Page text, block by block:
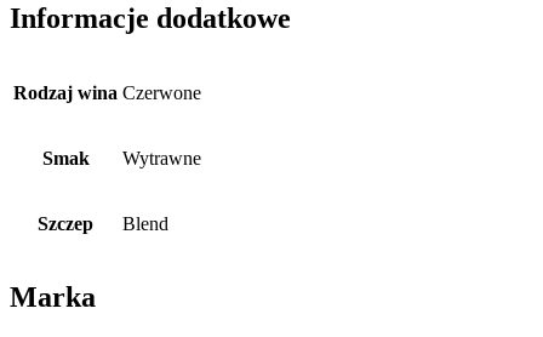
Informacje dodatkowe
Rodzaj wina Czerwone
Smak Wytrawne
Szczep Blend
Marka